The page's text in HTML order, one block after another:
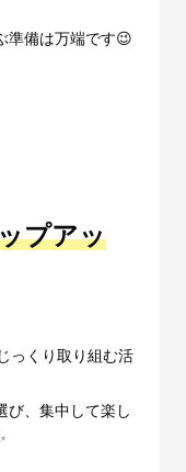
準備は万端です😉
プアッ
っくり取り組む活
び、集中して楽し